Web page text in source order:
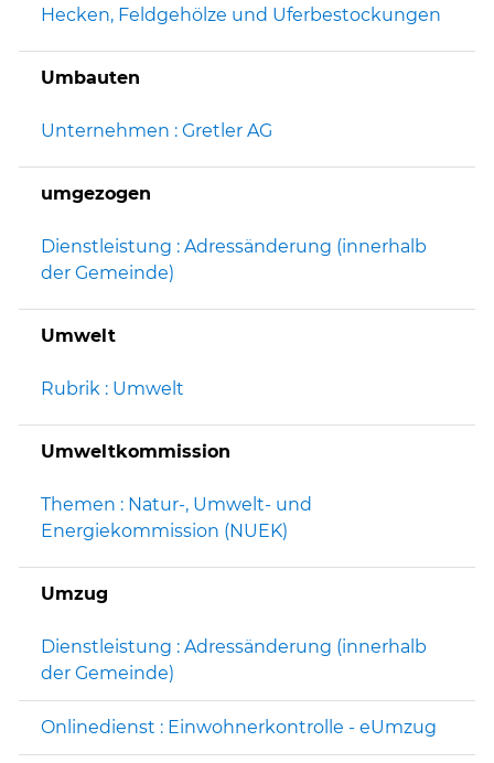
Hecken, Feldgehölze und Uferbestockungen
Umbauten
Unternehmen : Gretler AG
umgezogen
Dienstleistung : Adressänderung (innerhalb
der Gemeinde)
Umwelt
Rubrik : Umwelt
Umweltkommission
Themen : Natur-, Umwelt- und
Energiekommission (NUEK)
Umzug
Dienstleistung : Adressänderung (innerhalb
der Gemeinde)
Onlinedienst : Einwohnerkontrolle - eUmzug